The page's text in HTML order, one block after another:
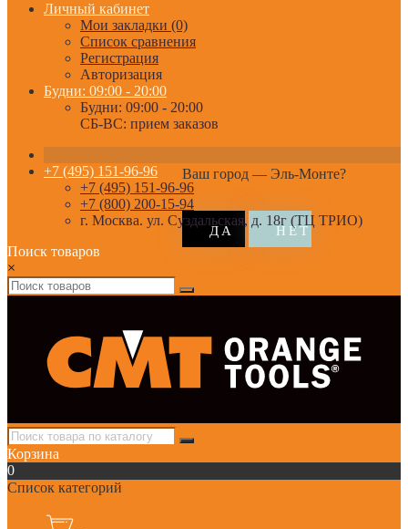
Личный кабинет
Мои закладки (0)
Список сравнения
Регистрация
Авторизация
Будни: 09:00 - 20:00
Будни: 09:00 - 20:00
СБ-ВС: прием заказов
Ваш город — Эль-Монте?
+7 (495) 151-96-96
+7 (495) 151-96-96
+7 (800) 200-15-94
г. Москва. ул. Суздальская, д. 18г (ТЦ ТРИО)
Поиск товаров
×
Корзина
0
Список категорий